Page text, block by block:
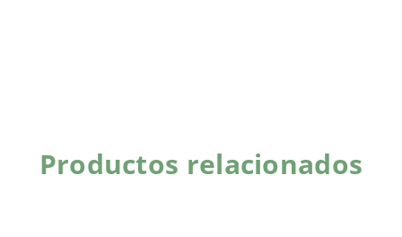
Productos relacionados